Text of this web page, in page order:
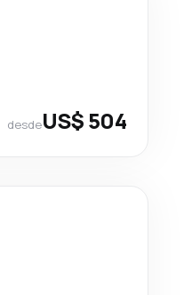
desdeUS$ 504